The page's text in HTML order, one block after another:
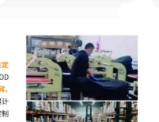
疑问，自 Facebook 泄密丑
。随着马克·扎克伯格
证会上作证，更多关于数据